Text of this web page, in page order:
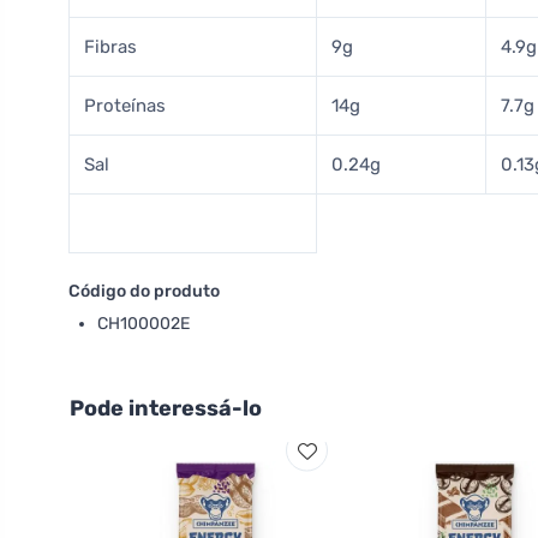
Fibras 9g 4.9g
Proteínas 14g 7.7g
Sal 0.24g
Código do produto
CH100002E
Pode interessá-lo